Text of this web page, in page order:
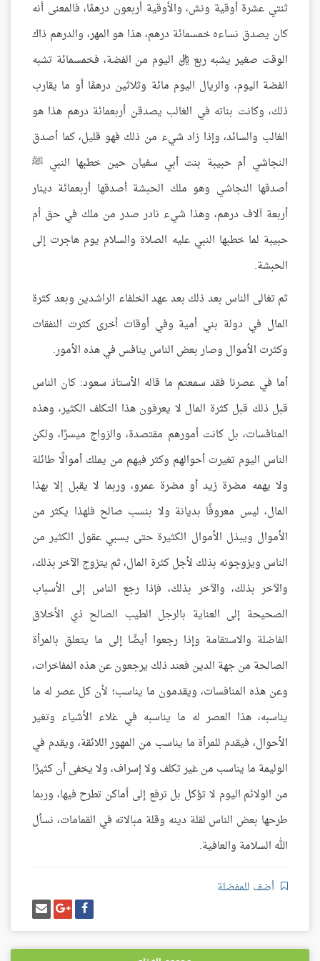
ثنتي عشرة أوقية ونش، والأوقية أربعون درهمًا، فالمعنى أنه
كان يصدق نساءه خمسمائة درهم، هذا هو المهر، والدرهم ذاك
الوقت صغير يشبه ربع ريال اليوم من الفضة، فخمسمائة تشبه
الفضة اليوم، والريال اليوم مائة وثلاثين درهمًا أو ما يقارب
ذلك، وكانت بناته في الغالب يصدقن أربعمائة درهم هذا هو
الغالب والسائد، وإذا زاد شيء من ذلك فهو قليل، كما أصدق
النجاشي أم حبيبة بنت أبي سفيان حين خطبها النبي ﷺ
أصدقها النجاشي وهو ملك الحبشة أصدقها أربعمائة دينار
أربعة آلاف درهم، وهذا شيء نادر صدر من ملك في حق أم
حبيبة لما خطبها النبي عليه الصلاة والسلام يوم هاجرت إلى
الحبشة.
ثم تغالى الناس بعد ذلك بعد عهد الخلفاء الراشدين وبعد كثرة
المال في دولة بني أمية وفي أوقات أخرى كثرت النفقات
وكثرت الأموال وصار بعض الناس ينافس في هذه الأمور.
أما في عصرنا فقد سمعتم ما قاله الأستاذ سعود: كان الناس
قبل ذلك قبل كثرة المال لا يعرفون هذا التكلف الكثير، وهذه
المنافسات، بل كانت أمورهم مقتصدة، والزواج ميسرًا، ولكن
الناس اليوم تغيرت أحوالهم وكثر فيهم من يملك أموالًا طائلة
ولا يهمه مضرة زيد أو مضرة عمرو، وربما لا يقبل إلا بهذا
المال، ليس معروفًا بديانة ولا بنسب صالح فلهذا يكثر من
الأموال ويبذل الأموال الكثيرة حتى يسبي عقول الكثير من
الناس ويزوجونه بذلك لأجل كثرة المال، ثم يتزوج الآخر بذلك،
والآخر بذلك، والآخر بذلك، فإذا رجع الناس إلى الأسباب
الصحيحة إلى العناية بالرجل الطيب الصالح ذي الأخلاق
الفاضلة والاستقامة وإذا رجعوا أيضًا إلى ما يتعلق بالمرأة
الصالحة من جهة الدين فعند ذلك يرجعون عن هذه المفاخرات،
وعن هذه المنافسات، ويقدمون ما يناسب؛ لأن كل عصر له ما
يناسبه، هذا العصر له ما يناسبه في غلاء الأشياء وتغير
الأحوال، فيقدم للمرأة ما يناسب من المهور اللائقة، ويقدم في
الوليمة ما يناسب من غير تكلف ولا إسراف، ولا يخفى أن كثيرًا
من الولائم اليوم لا تؤكل بل ترفع إلى أماكن تطرح فيها، وربما
طرحها بعض الناس لقلة دينه وقلة مبالاته في القمامات، نسأل
الله السلامة والعافية.
أضف للمفضلة
شارك
على
فيسبوك
شارك
على
غوغل
بلس
إرسل
إيميل